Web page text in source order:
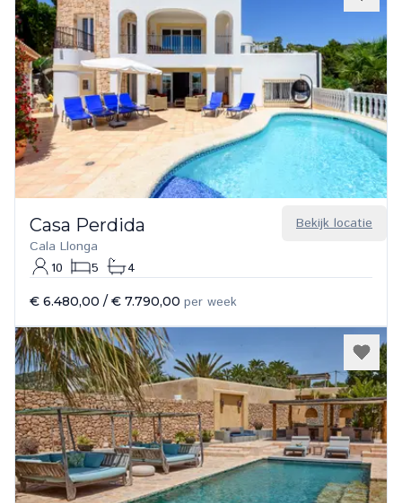
Bekijk locatie
Casa Perdida
Cala Llonga
10
5 4
€ 6.480,00 / € 7.790,00 per week